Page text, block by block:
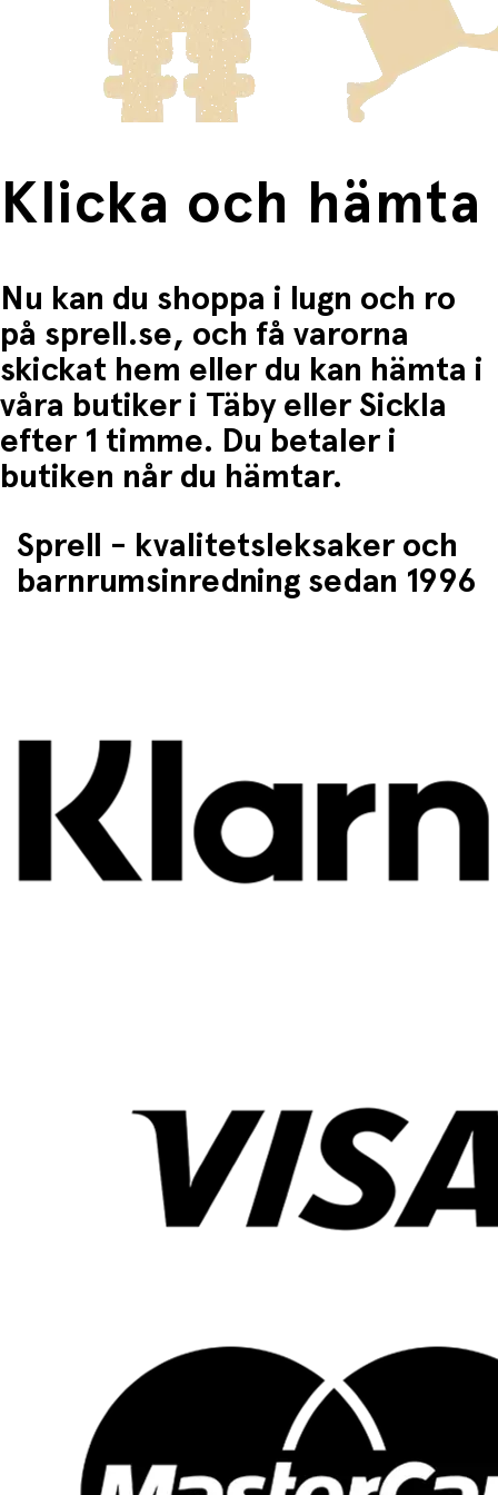
Produkter som omfattas av detta är tydligt märkta, och
frakten för dessa varor visas i kassan.
Fri frakt när du handlar för mer än 1500:-
Klicka och hämta
Nu kan du shoppa i lugn och ro
på sprell.se, och få varorna
skickat hem eller du kan hämta i
våra butiker i Täby eller Sickla
efter 1 timme. Du betaler i
butiken når du hämtar.
Sprell - kvalitetsleksaker och
barnrumsinredning sedan 1996